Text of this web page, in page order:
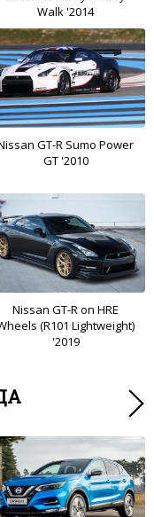
Walk '2014
GT-R Sumo Power
GT '2010
Nissan GT-R on HRE
(R101 Lightweight)
'2019